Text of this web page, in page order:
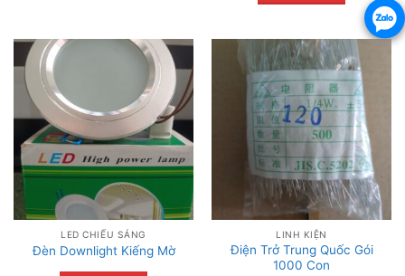
LED CHIẾU SÁNG
Đèn Downlight Kiếng Mờ
LINH KIỆN
Điện Trở Trung Quốc Gói
1000 Con